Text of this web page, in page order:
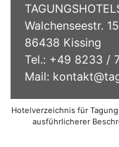
Walchenseestr. 15
86438 Kissing
Tel.: +49 8233 /
Mail:
Hotelverzeichnis für
ausführlicherer